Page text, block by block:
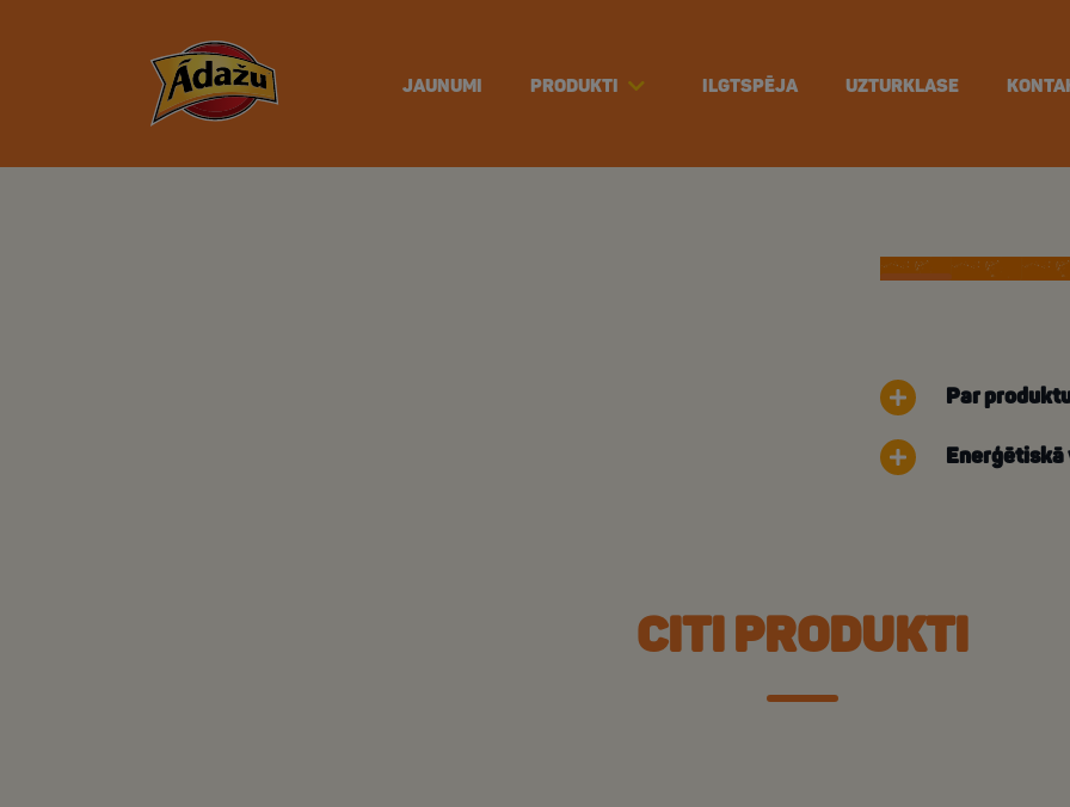
JAUNUMI PRODUKTI ILGTSPĒJA UZTURKLASE
Par
CITI PRODUKTI